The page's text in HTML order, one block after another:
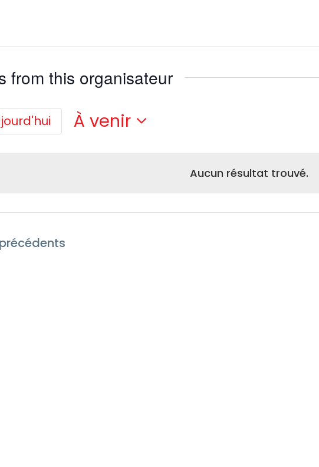
Aucun résultat trouvé.
from this organisateur
À venir
précédents